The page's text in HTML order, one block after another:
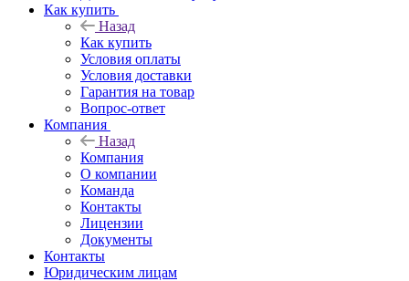
Как купить
Назад
Как купить
Условия оплаты
Условия доставки
Гарантия на товар
Вопрос-ответ
Компания
Назад
Компания
О компании
Команда
Контакты
Лицензии
Документы
Контакты
Юридическим лицам